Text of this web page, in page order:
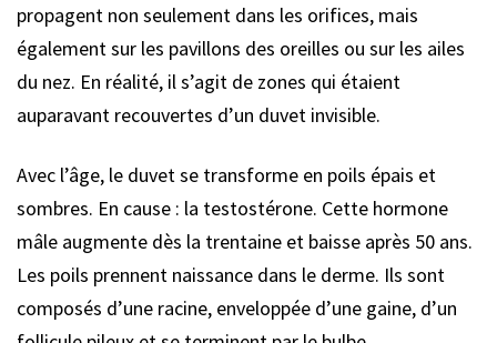
propagent non seulement dans les orifices, mais
également sur les pavillons des oreilles ou sur les ailes
du nez. En réalité, il s’agit de zones qui étaient
auparavant recouvertes d’un duvet invisible.
Avec l’âge, le duvet se transforme en poils épais et
sombres. En cause : la testostérone. Cette hormone
mâle augmente dès la trentaine et baisse après 50 ans.
Les poils prennent naissance dans le derme. Ils sont
composés d’une racine, enveloppée d’une gaine, d’un